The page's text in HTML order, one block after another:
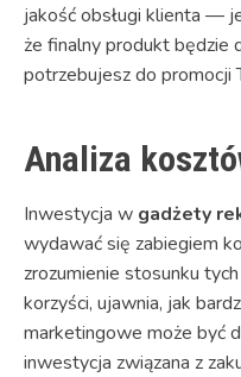
jakość obsługi klienta —
że finalny produkt będzie
potrzebujesz do promocji
Analiza
Inwestycja w gadżety
wydawać się zabiegiem
zrozumienie stosunku
korzyści, ujawnia, jak
marketingowe może być
inwestycja związana z